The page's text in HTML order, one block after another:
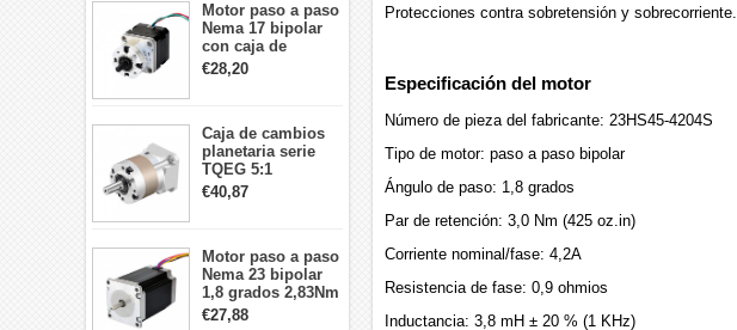
Motor paso a paso
Nema 17 bipolar
con caja de
cambios planetaria
5:1 longitud 33mm
Robot CNC DIY
€28,20
Caja de cambios
planetaria serie
TQEG 5:1
contragolpe 15
arcmin para motor
€40,87
Motor paso a paso
Nema 23 bipolar
1,8 grados 2,83Nm
4A 2,26 V
€27,88
Protecciones contra sobretensión y sobrecorriente.
Especificación del motor
Número de pieza del fabricante: 23HS45-4204S
Tipo de motor: paso a paso bipolar
Ángulo de paso: 1,8 grados
Par de retención: 3,0 Nm (425 oz.in)
Corriente nominal/fase: 4,2A
Resistencia de fase: 0,9 ohmios
Inductancia: 3,8 mH ± 20 % (1 KHz)